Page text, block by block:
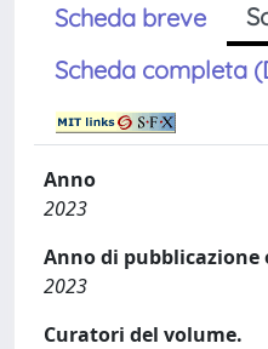
Scheda breve
Scheda completa
Anno
2023
Anno di pubblicazione
2023
Curatori del volume.